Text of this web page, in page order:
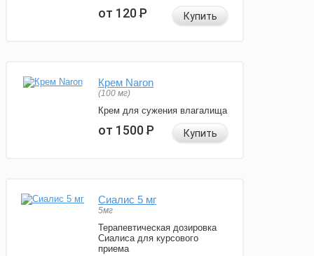
от 120Р Купить
Крем Naron
(100 мг)
Крем для сужения влагалища
от 1500Р Купить
Сиалис 5 мг
5мг
Терапевтическая дозировка
Сиалиса для курсового
приема